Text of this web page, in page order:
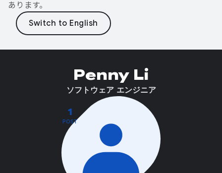
あります。
1
POST
Penny Li
ソフトウェア エンジニア